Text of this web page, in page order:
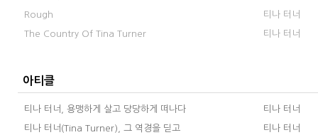
Rough 티나 터너
The Country Of Tina Turner 티나 터너
아티클
티나 터너, 용맹하게 살고 당당하게 떠나다 티나 터너
티나 터너(Tina Turner), 그 역경을 딛고 티나 터너